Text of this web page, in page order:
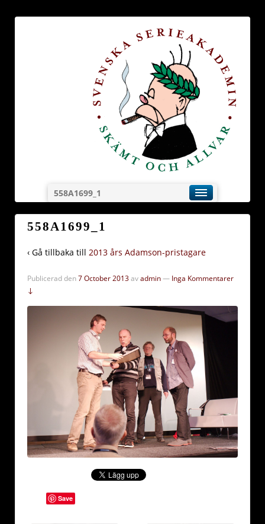
558A1699_1
558A1699_1
‹ Gå tillbaka till 2013 års Adamson-pristagare
Publicerad den7 October 2013avadmin— Inga Kommentarer
↓
Save